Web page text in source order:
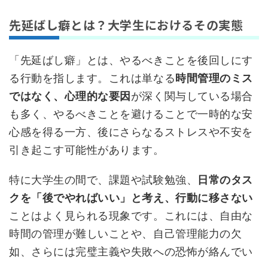
先延ばし癖とは？大学生におけるその実態
「先延ばし癖」とは、やるべきことを後回しにす
る行動を指します。これは単なる時間管理のミス
ではなく、心理的な要因 が深く関与している場合
も多く、やるべきことを避けることで一時的な安
心感を得る一方、後にさらなるストレスや不安を
引き起こす可能性があります。
特に大学生の間で、課題や試験勉強、
日常のタス
クを「後でやればいい」と考え、行動に移さない
ことはよく見られる現象です。これには、自由な
時間の管理が難しいことや、自己管理能力の欠
如、さらには完璧主義や失敗への恐怖が絡んでい